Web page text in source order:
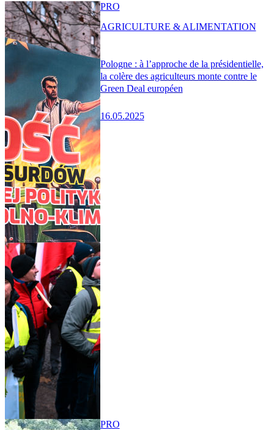
Pologne : à l’approche de la présidentielle,
la colère des agriculteurs monte contre le
Green Deal européen
16.05.2025
PRO
AGRICULTURE & ALIMENTATION
PRO